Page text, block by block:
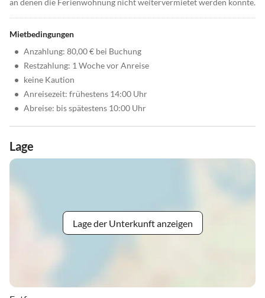
an denen die Ferienwohnung nicht weitervermietet werden konnte.
Mietbedingungen
• Anzahlung: 80,00 € bei Buchung
• Restzahlung: 1 Woche vor Anreise
• keine Kaution
• Anreisezeit: frühestens 14:00 Uhr
• Abreise: bis spätestens 10:00 Uhr
Lage
Lage der Unterkunft anzeigen